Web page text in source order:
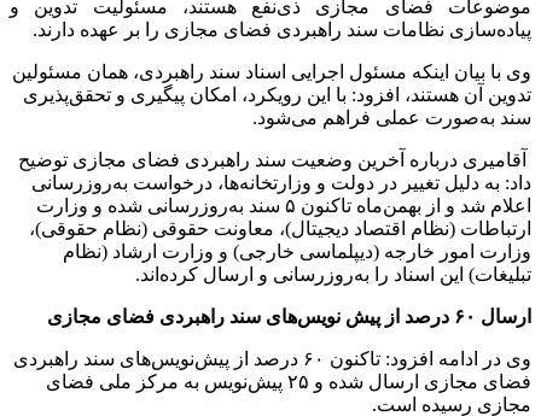
موضوعات فضای مجازی ذی‌نفع هستند، مسئولیت تدوین و
پیاده‌سازی نظامات سند راهبردی فضای مجازی را بر عهده دارند.
وی با بیان اینکه مسئول اجرایی اسناد سند راهبردی، همان مسئولین
تدوین آن هستند، افزود: با این رویکرد، امکان پیگیری و تحقق‌پذیری
سند به‌صورت عملی فراهم می‌شود.
آقامیری درباره آخرین وضعیت سند راهبردی فضای مجازی توضیح
داد: به دلیل تغییر در دولت و وزارتخانه‌ها، درخواست به‌روزرسانی
اعلام شد و از بهمن‌ماه تاکنون ۵ سند به‌روزرسانی شده و وزارت
ارتباطات (نظام اقتصاد دیجیتال)، معاونت حقوقی (نظام حقوقی)،
وزارت امور خارجه (دیپلماسی خارجی) و وزارت ارشاد (نظام
تبلیغات) این اسناد را به‌روزرسانی و ارسال کرده‌اند.
ارسال ۶۰ درصد از پیش نویس‌های سند راهبردی فضای مجازی
وی در ادامه افزود: تاکنون ۶۰ درصد از پیش‌نویس‌های سند راهبردی
فضای مجازی ارسال شده و ۲۵ پیش‌نویس به مرکز ملی فضای
مجازی رسیده است.